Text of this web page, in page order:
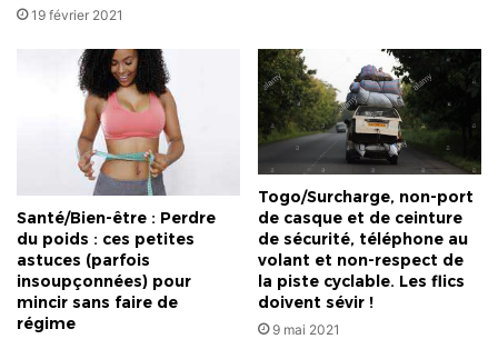
19 février 2021
Santé/Bien-être : Perdre
du poids : ces petites
astuces (parfois
insoupçonnées) pour
mincir sans faire de
régime
Togo/Surcharge, non-port
de casque et de ceinture
de sécurité, téléphone au
volant et non-respect de
la piste cyclable. Les flics
doivent sévir !
9 mai 2021